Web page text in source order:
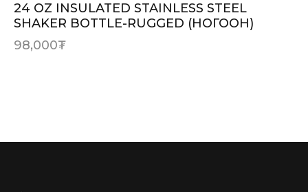
24 OZ INSULATED STAINLESS STEEL
SHAKER BOTTLE-RUGGED (НОГООН)
98,000₮